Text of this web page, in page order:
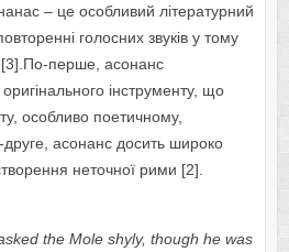
– це особливий літературний
голосних звуків у тому
[3].По-перше, асонанс
оригінального інструменту, що
особливо поетичному,
друге, асонанс досить широко
неточної рими [2].
the Mole shyly, though he was